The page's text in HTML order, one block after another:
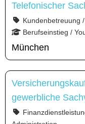
Telefonischer
Kundenbetreuung
Berufseinstieg /
München
gewerbliche